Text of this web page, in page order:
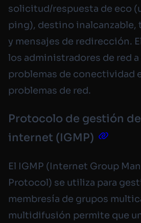
solicitud/respuesta de eco
ping), destino inalcanzable,
y mensajes de redirección.
los administradores de red
problemas de conectividad
problemas de red.
Protocolo de gestión
internet (IGMP)
El IGMP (Internet Group
Protocol) se utiliza para
membresía de grupos
multidifusión permite que